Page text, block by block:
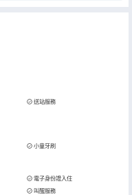
送站服務
小童牙刷
電子身份證入住
叫醒服務